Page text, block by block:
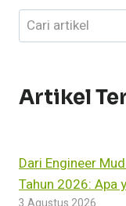
100%
GRATIS
Cari
Artikel
Dari Engineer
Tahun 2026: Apa